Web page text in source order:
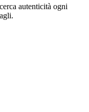
autenticità ogni